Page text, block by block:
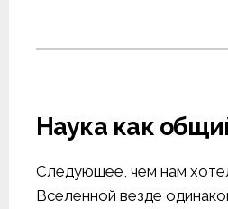
Наука как
Следующее, чем нам
Вселенной везде